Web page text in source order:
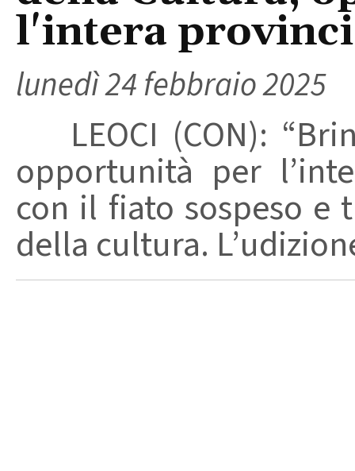
l'intera
lunedì 24 febbraio 2025
LEOCI (CON):
opportunità per
con il fiato sospeso e
della cultura.